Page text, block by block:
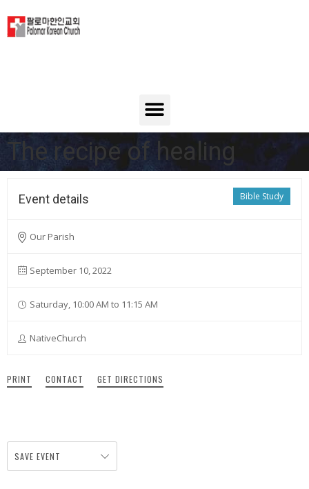
The recipe of healing
Bible Study
Event details
Our Parish
September 10, 2022
Saturday, 10:00 AM to 11:15 AM
NativeChurch
PRINT CONTACT GET DIRECTIONS
SAVE EVENT